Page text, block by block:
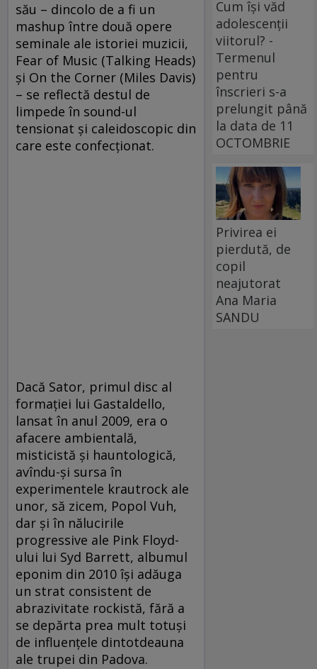
său – dincolo de a fi un
mashup între două opere
seminale ale istoriei muzicii,
Fear of Music (Talking Heads)
și On the Corner (Miles Davis)
– se reflectă destul de
limpede în sound-ul
tensionat și caleidoscopic din
care este confecționat.
Dacă Sator, primul disc al
formației lui Gastaldello,
lansat în anul 2009, era o
afacere ambientală,
misticistă și hauntologică,
avîndu-și sursa în
experimentele krautrock ale
unor, să zicem, Popol Vuh,
dar și în nălucirile
progressive ale Pink Floyd-
ului lui Syd Barrett, albumul
eponim din 2010 își adăuga
un strat consistent de
abrazivitate rockistă, fără a
se depărta prea mult totuși
de influențele dintotdeauna
ale trupei din Padova.
Cum își văd
adolescenții
viitorul? -
Termenul
pentru
înscrieri s-a
prelungit până
la data de 11
OCTOMBRIE
Privirea ei
pierdută, de
copil
neajutorat
Ana Maria
SANDU